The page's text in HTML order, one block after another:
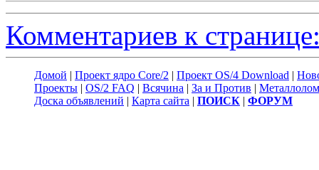
Комментариев к
Домой | Проект ядро Core/2 | Проект OS/4 Download |
Проекты | OS/2 FAQ | Всячина | За и Против | Металлолом
Доска объявлений | Карта сайта | ПОИСК | ФОРУМ